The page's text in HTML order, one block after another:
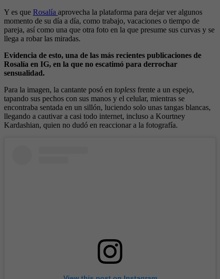
Y es que Rosalía aprovecha la plataforma para dejar ver algunos
momento de su día a día, como trabajo, vacaciones o tiempo de
pareja, así como una que otra foto en la que presume sus curvas y se
llega a robar las miradas.
Evidencia de esto, una de las más recientes publicaciones de
Rosalía en IG, en la que no escatimó para derrochar
sensualidad.
Para la imagen, la cantante posó en topless frente a un espejo,
tapando sus pechos con sus manos y el celular, mientras se
encontraba sentada en un sillón, luciendo solo unas tangas blancas,
llegando a cautivar a casi todo internet, incluso a Kourtney
Kardashian, quien no dudó en reaccionar a la fotografía.